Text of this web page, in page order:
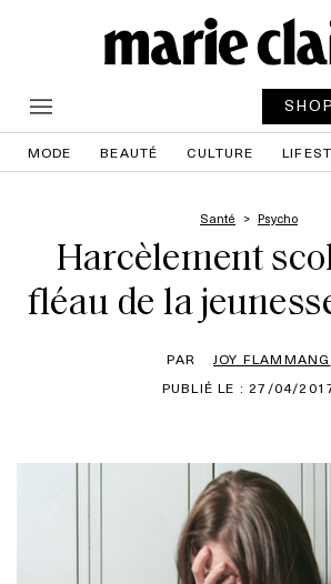
SHOP
MODE BEAUTÉ CULTURE
Santé Psycho
Harcèlement
fléau de la
PAR
JOY FLAMMANG
PUBLIÉ LE : 27/04/